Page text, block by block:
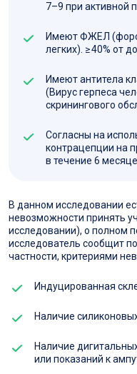
7–9 при активной
Имеют ФЖЕЛ
легких). ≥ 40% от
Имеют антитела
(Вирус герпеса
скринингового
Согласны на
контрацепции на
в течение 6
В данном исследовании
невозможности принять
исследовании), о полном
исследователь сообщит
частности, критериями
Индуцированная
Наличие
Наличие
или показаний к